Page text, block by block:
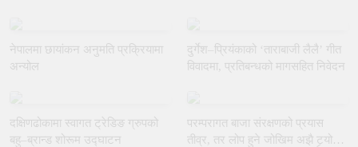
नेपालमा छायांकन अनुमति प्रक्रियामा
अन्योल
दुर्गेश–प्रियंकाको ‘ताराबाजी लैलै’ गीत
विवादमा, प्रतिबन्धको मागसहित निवेदन
दक्षिणढोकामा स्वागत ट्रेडिङ ग्रुपको
बहु–ब्रान्ड शोरूम उद्घाटन
परम्परागत बाजा संरक्षणको प्रयास
तीव्र, तर लोप हुने जोखिम अझै टर्‍यो